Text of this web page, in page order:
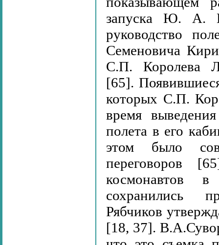
запуска Ю. А.
руководство
Семеновича
С.П. Королева
[65].
которых С.П.
время
полета в его
этом было
переговоров
космонавтов
сохранились
Рябчиков
[18, 37].